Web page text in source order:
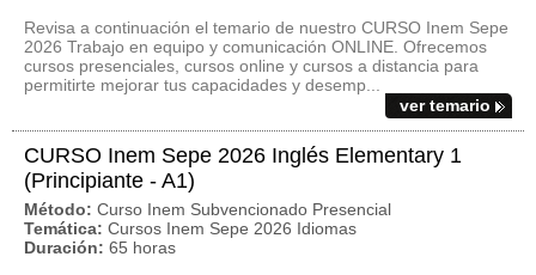
Revisa a continuación el temario de nuestro CURSO Inem Sepe
2026 Trabajo en equipo y comunicación ONLINE. Ofrecemos
cursos presenciales, cursos online y cursos a distancia para
permitirte mejorar tus capacidades y desemp...
ver temario
CURSO Inem Sepe 2026 Inglés Elementary 1
(Principiante - A1)
Método: Curso Inem Subvencionado Presencial
Temática: Cursos Inem Sepe 2026 Idiomas
Duración: 65 horas